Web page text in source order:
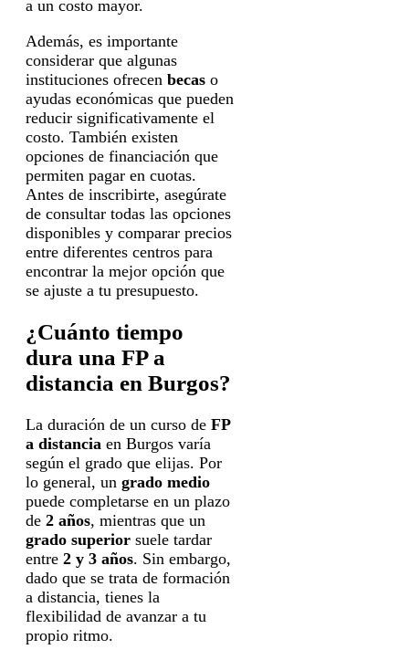
a un costo mayor.
Además, es importante
considerar que algunas
instituciones ofrecen becas o
ayudas económicas que pueden
reducir significativamente el
costo. También existen
opciones de financiación que
permiten pagar en cuotas.
Antes de inscribirte, asegúrate
de consultar todas las opciones
disponibles y comparar precios
entre diferentes centros para
encontrar la mejor opción que
se ajuste a tu presupuesto.
¿Cuánto tiempo
dura una FP a
distancia en Burgos?
La duración de un curso de FP
a distancia en Burgos varía
según el grado que elijas. Por
lo general, un grado medio
puede completarse en un plazo
de 2 años, mientras que un
grado superior suele tardar
entre 2 y 3 años. Sin embargo,
dado que se trata de formación
a distancia, tienes la
flexibilidad de avanzar a tu
propio ritmo.